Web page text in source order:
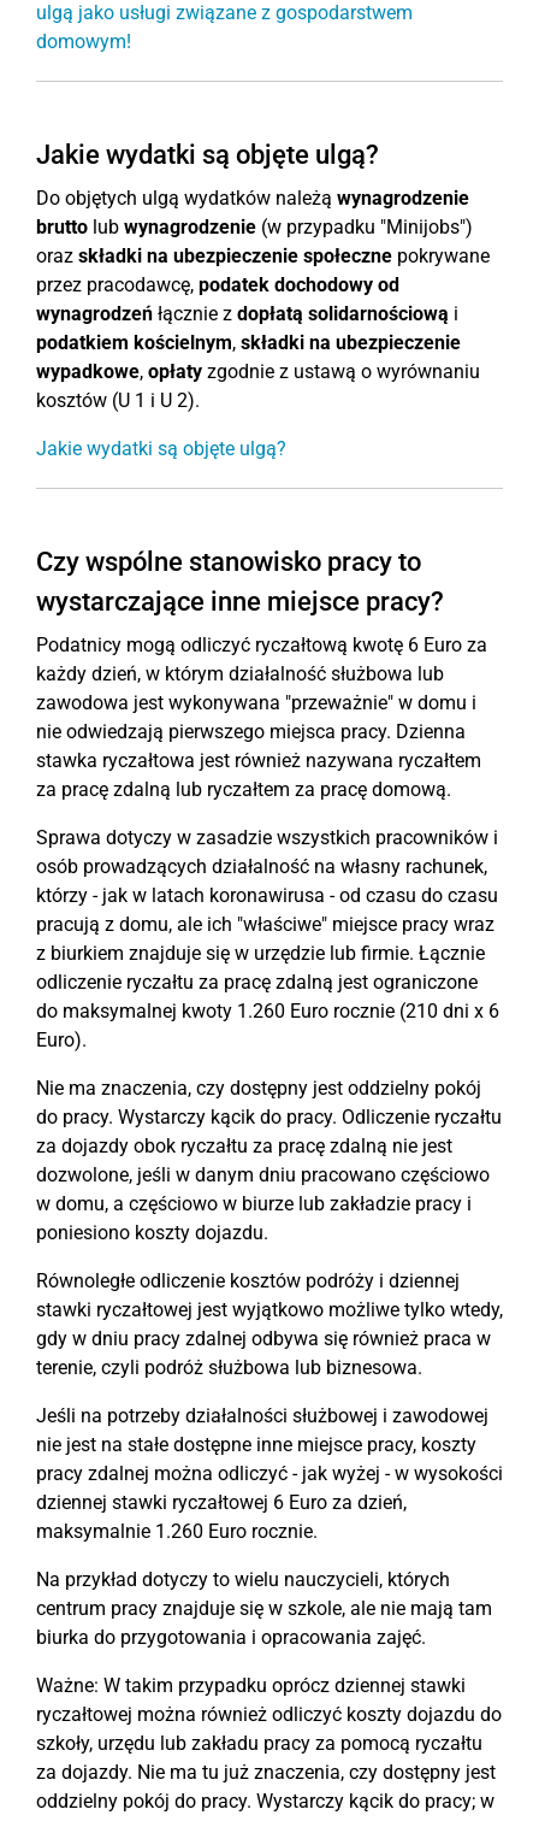
ulgą jako usługi związane z gospodarstwem
domowym!
Jakie wydatki są objęte ulgą?
Do objętych ulgą wydatków należą wynagrodzenie
brutto lub wynagrodzenie (w przypadku "Minijobs")
oraz składki na ubezpieczenie społeczne pokrywane
przez pracodawcę, podatek dochodowy od
wynagrodzeń łącznie z dopłatą solidarnościową i
podatkiem kościelnym, składki na ubezpieczenie
wypadkowe, opłaty zgodnie z ustawą o wyrównaniu
kosztów (U 1 i U 2).
Jakie wydatki są objęte ulgą?
Czy wspólne stanowisko pracy to
wystarczające inne miejsce pracy?
Podatnicy mogą odliczyć ryczałtową kwotę 6 Euro za
każdy dzień, w którym działalność służbowa lub
zawodowa jest wykonywana "przeważnie" w domu i
nie odwiedzają pierwszego miejsca pracy. Dzienna
stawka ryczałtowa jest również nazywana ryczałtem
za pracę zdalną lub ryczałtem za pracę domową.
Sprawa dotyczy w zasadzie wszystkich pracowników i
osób prowadzących działalność na własny rachunek,
którzy - jak w latach koronawirusa - od czasu do czasu
pracują z domu, ale ich "właściwe" miejsce pracy wraz
z biurkiem znajduje się w urzędzie lub firmie. Łącznie
odliczenie ryczałtu za pracę zdalną jest ograniczone
do maksymalnej kwoty 1.260 Euro rocznie (210 dni x 6
Euro).
Nie ma znaczenia, czy dostępny jest oddzielny pokój
do pracy. Wystarczy kącik do pracy. Odliczenie ryczałtu
za dojazdy obok ryczałtu za pracę zdalną nie jest
dozwolone, jeśli w danym dniu pracowano częściowo
w domu, a częściowo w biurze lub zakładzie pracy i
poniesiono koszty dojazdu.
Równoległe odliczenie kosztów podróży i dziennej
stawki ryczałtowej jest wyjątkowo możliwe tylko wtedy,
gdy w dniu pracy zdalnej odbywa się również praca w
terenie, czyli podróż służbowa lub biznesowa.
Jeśli na potrzeby działalności służbowej i zawodowej
nie jest na stałe dostępne inne miejsce pracy, koszty
pracy zdalnej można odliczyć - jak wyżej - w wysokości
dziennej stawki ryczałtowej 6 Euro za dzień,
maksymalnie 1.260 Euro rocznie.
Na przykład dotyczy to wielu nauczycieli, których
centrum pracy znajduje się w szkole, ale nie mają tam
biurka do przygotowania i opracowania zajęć.
Ważne: W takim przypadku oprócz dziennej stawki
ryczałtowej można również odliczyć koszty dojazdu do
szkoły, urzędu lub zakładu pracy za pomocą ryczałtu
za dojazdy. Nie ma tu już znaczenia, czy dostępny jest
oddzielny pokój do pracy. Wystarczy kącik do pracy; w